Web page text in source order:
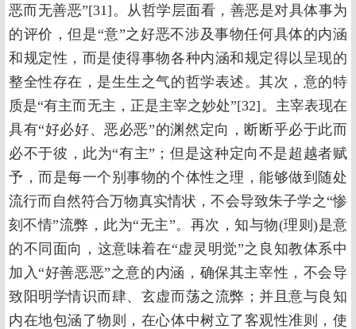
恶而无善恶”[31]。从哲学层面看，善恶是对具体事为
的评价，但是“意”之好恶不涉及事物任何具体的内涵
和规定性，而是使得事物各种内涵和规定得以呈现的
整全性存在，是生生之气的哲学表述。其次，意的特
质是“有主而无主，正是主宰之妙处”[32]。主宰表现在
具有“好必好、恶必恶”的渊然定向，断断乎必于此而
必不于彼，此为“有主”；但是这种定向不是超越者赋
予，而是每一个别事物的个体性之理，能够做到随处
流行而自然符合万物真实情状，不会导致朱子学之“惨
刻不情”流弊，此为“无主”。再次，知与物(理则)是意
的不同面向，这意味着在“虚灵明觉”之良知教体系中
加入“好善恶恶”之意的内涵，确保其主宰性，不会导
致阳明学情识而肆、玄虚而荡之流弊；并且意与良知
内在地包涵了物则，在心体中树立了客观性准则，使